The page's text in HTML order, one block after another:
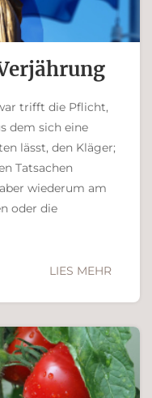
trifft die Pflicht,
dem sich eine
lässt, den Kläger;
Tatsachen
wiederum am
oder die
LIES MEHR